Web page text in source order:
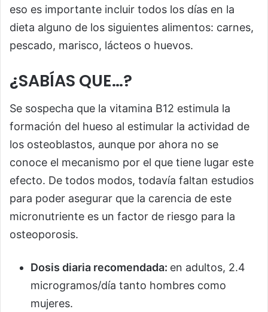
eso es importante incluir todos los días en la
dieta alguno de los siguientes alimentos: carnes,
pescado, marisco, lácteos o huevos.
¿SABÍAS QUE…?
Se sospecha que la vitamina B12 estimula la
formación del hueso al estimular la actividad de
los osteoblastos, aunque por ahora no se
conoce el mecanismo por el que tiene lugar este
efecto. De todos modos, todavía faltan estudios
para poder asegurar que la carencia de este
micronutriente es un factor de riesgo para la
osteoporosis.
Dosis diaria recomendada: en adultos, 2.4
microgramos/día tanto hombres como
mujeres.